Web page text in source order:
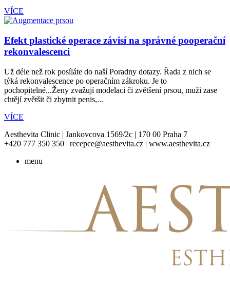
VÍCE
Efekt plastické operace závisí na správné pooperační
rekonvalescenci
Už déle než rok posíláte do naší Poradny dotazy. Řada z nich se
týká rekonvalescence po operačním zákroku. Je to
pochopitelné...Ženy zvažují modelaci či zvětšení prsou, muži zase
chtějí zvětšit či zbytnit penis,...
VÍCE
Aesthevita Clinic | Jankovcova 1569/2c | 170 00 Praha 7
+420 777 350 350 | recepce@aesthevita.cz | www.aesthevita.cz
menu